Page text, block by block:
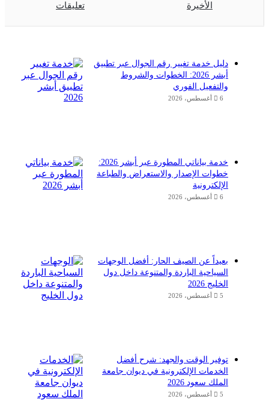
الأخيرة تعليقات
دليل خدمة تغيير رقم الجوال عبر تطبيق
أبشر 2026: الخطوات والشروط
والتفعيل الفوري
6 أغسطس، 2026
خدمة بياناتي المطورة عبر أبشر 2026:
خطوات الإصدار والاستعراض والطباعة
الإلكترونية
6 أغسطس، 2026
بعيداً عن الصيف الحار: أفضل الوجهات
السياحية الباردة والمتنوعة داخل دول
الخليج 2026
5 أغسطس، 2026
توفير الوقت والجهد: شرح أفضل
الخدمات الإلكترونية في ديوان جامعة
الملك سعود 2026
5 أغسطس، 2026